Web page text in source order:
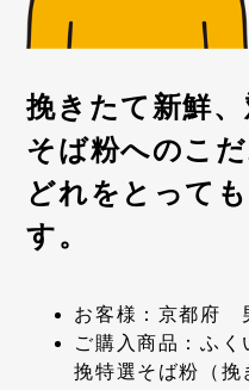
挽きたて新鮮、
そば粉へのこ
どれをとって
す。
お客様：京都府
ご購入商品：ふく
挽特選そば粉（挽